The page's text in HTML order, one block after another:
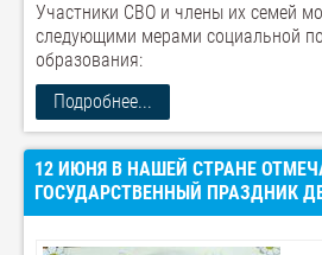
Участники СВО и члены их семей
следующими мерами социальной
образования:
Подробнее...
12 ИЮНЯ В НАШЕЙ СТРАНЕ
ГОСУДАРСТВЕННЫЙ ПРАЗДНИК